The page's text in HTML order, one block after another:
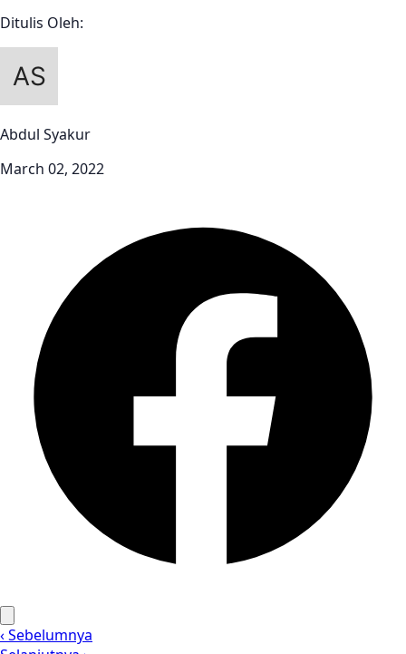
Ditulis Oleh:
Abdul Syakur
March 02, 2022
‹ Sebelumnya